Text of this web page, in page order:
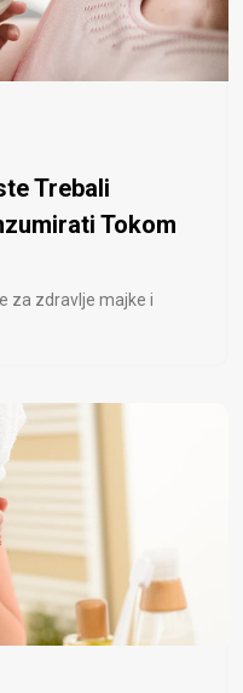
Trebali
Tokom
za zdravlje majke i